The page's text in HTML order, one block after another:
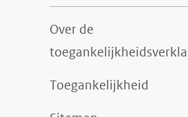
Over de
Toegankelijkheid